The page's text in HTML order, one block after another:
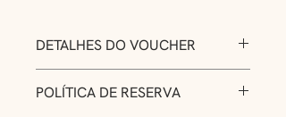
uma noite mágica em uma
acomodação bolha na Zion! Uma
experiência para relaxar, se
DETALHES DO VOUCHER
em Bubble Premium com café da
POLÍTICA DE RESERVA